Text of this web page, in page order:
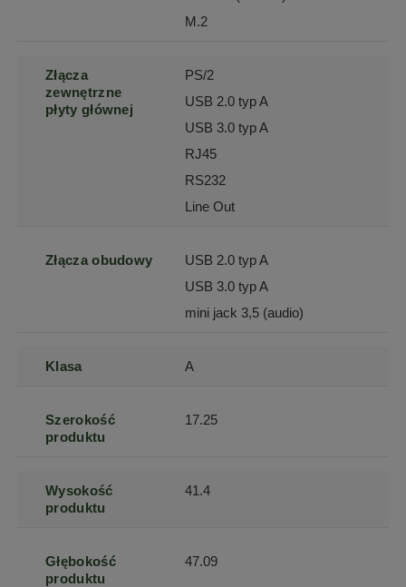
M.2
Złącza
zewnętrzne
płyty głównej
PS/2
USB 2.0 typ A
USB 3.0 typ A
RJ45
RS232
Line Out
Złącza obudowy
USB 2.0 typ A
USB 3.0 typ A
mini jack 3,5 (audio)
Klasa A
Szerokość
produktu
17.25
Wysokość
produktu
41.4
Głębokość
produktu
47.09